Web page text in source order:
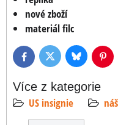
nové zboží
materiál filc
FacebookTwitter Bluesky
Více z kategorie
US insignie